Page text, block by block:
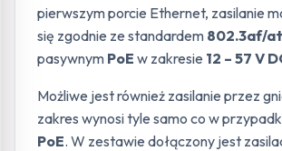
pierwszym porcie Ethernet, zasilanie
się zgodnie ze standardem 802.3af/at
pasywnym PoE w zakresie 12 – 57 V
Możliwe jest również zasilanie przez
zakres wynosi tyle samo co w
PoE. W zestawie dołączony jest